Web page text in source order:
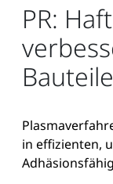
PR:
in effizienten,